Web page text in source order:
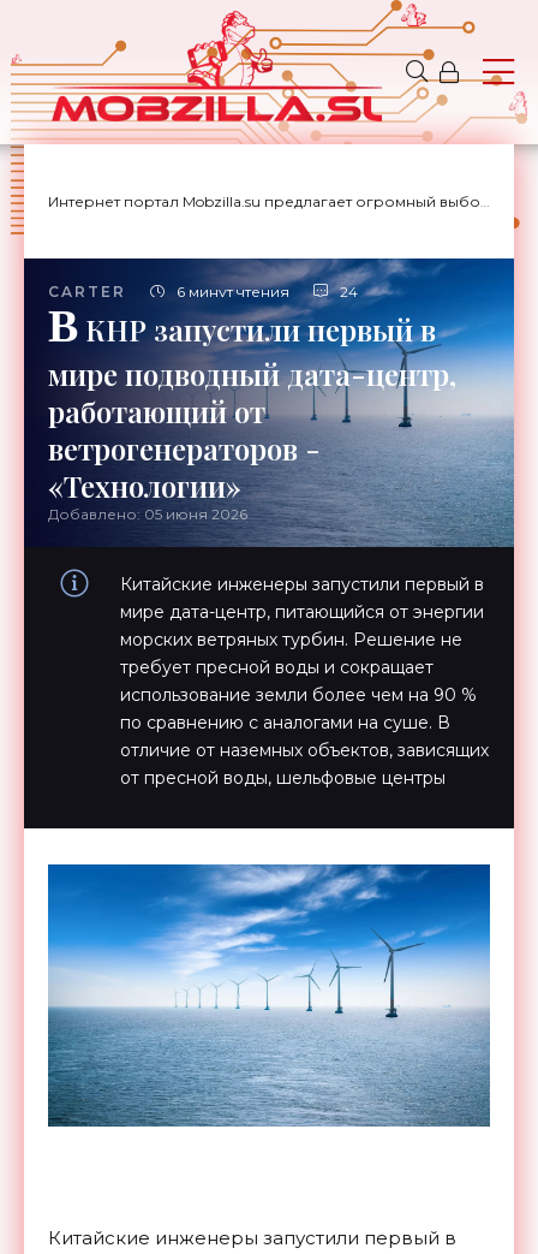
Интернет портал Mobzilla.su предлагает огромный выбор новостей с доставкой на дом.
CARTER 6 минут чтения 24
В КНР запустили первый в
мире подводный дата-центр,
работающий от
ветрогенераторов -
«Технологии»
Добавлено: 05 июня 2026
Китайские инженеры запустили первый в
мире дата-центр, питающийся от энергии
морских ветряных турбин. Решение не
требует пресной воды и сокращает
использование земли более чем на 90 %
по сравнению с аналогами на суше. В
отличие от наземных объектов, зависящих
от пресной воды, шельфовые центры
Китайские инженеры запустили первый в